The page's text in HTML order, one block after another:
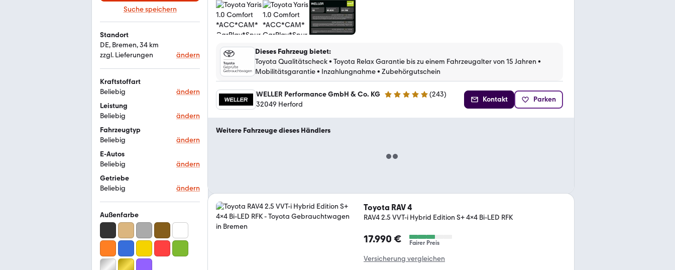
Suche speichern
Standort
DE, Bremen, 34 km
zzgl. Lieferungen
ändern
Kraftstoffart
Beliebig
ändern
Leistung
Beliebig
ändern
Fahrzeugtyp
Beliebig
ändern
E-Autos
Beliebig
ändern
Getriebe
Beliebig
ändern
Außenfarbe
Dieses Fahrzeug bietet:
Toyota Qualitätscheck• Toyota Relax Garantie bis zu einem Fahrzeugalter von 15 Jahren •
Mobilitätsgarantie• Inzahlungnahme• Zubehörgutschein
WELLER Performance GmbH & Co. KG 4.8 Sterne (243)
32049 Herford
Kontakt Parken
Weitere Fahrzeuge dieses Händlers
Toyota RAV 4
RAV4 2.5 VVT-i Hybrid Edition S+ 4x4 Bi-LED RFK
17.990 € Fairer Preis
Versicherung vergleichen